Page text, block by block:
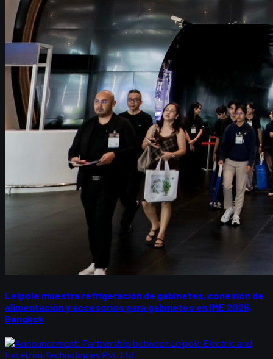
Leipole muestra refrigeración de gabinetes, conexión de
alimentación y accesorios para gabinetes en IME 2026,
Bangkok